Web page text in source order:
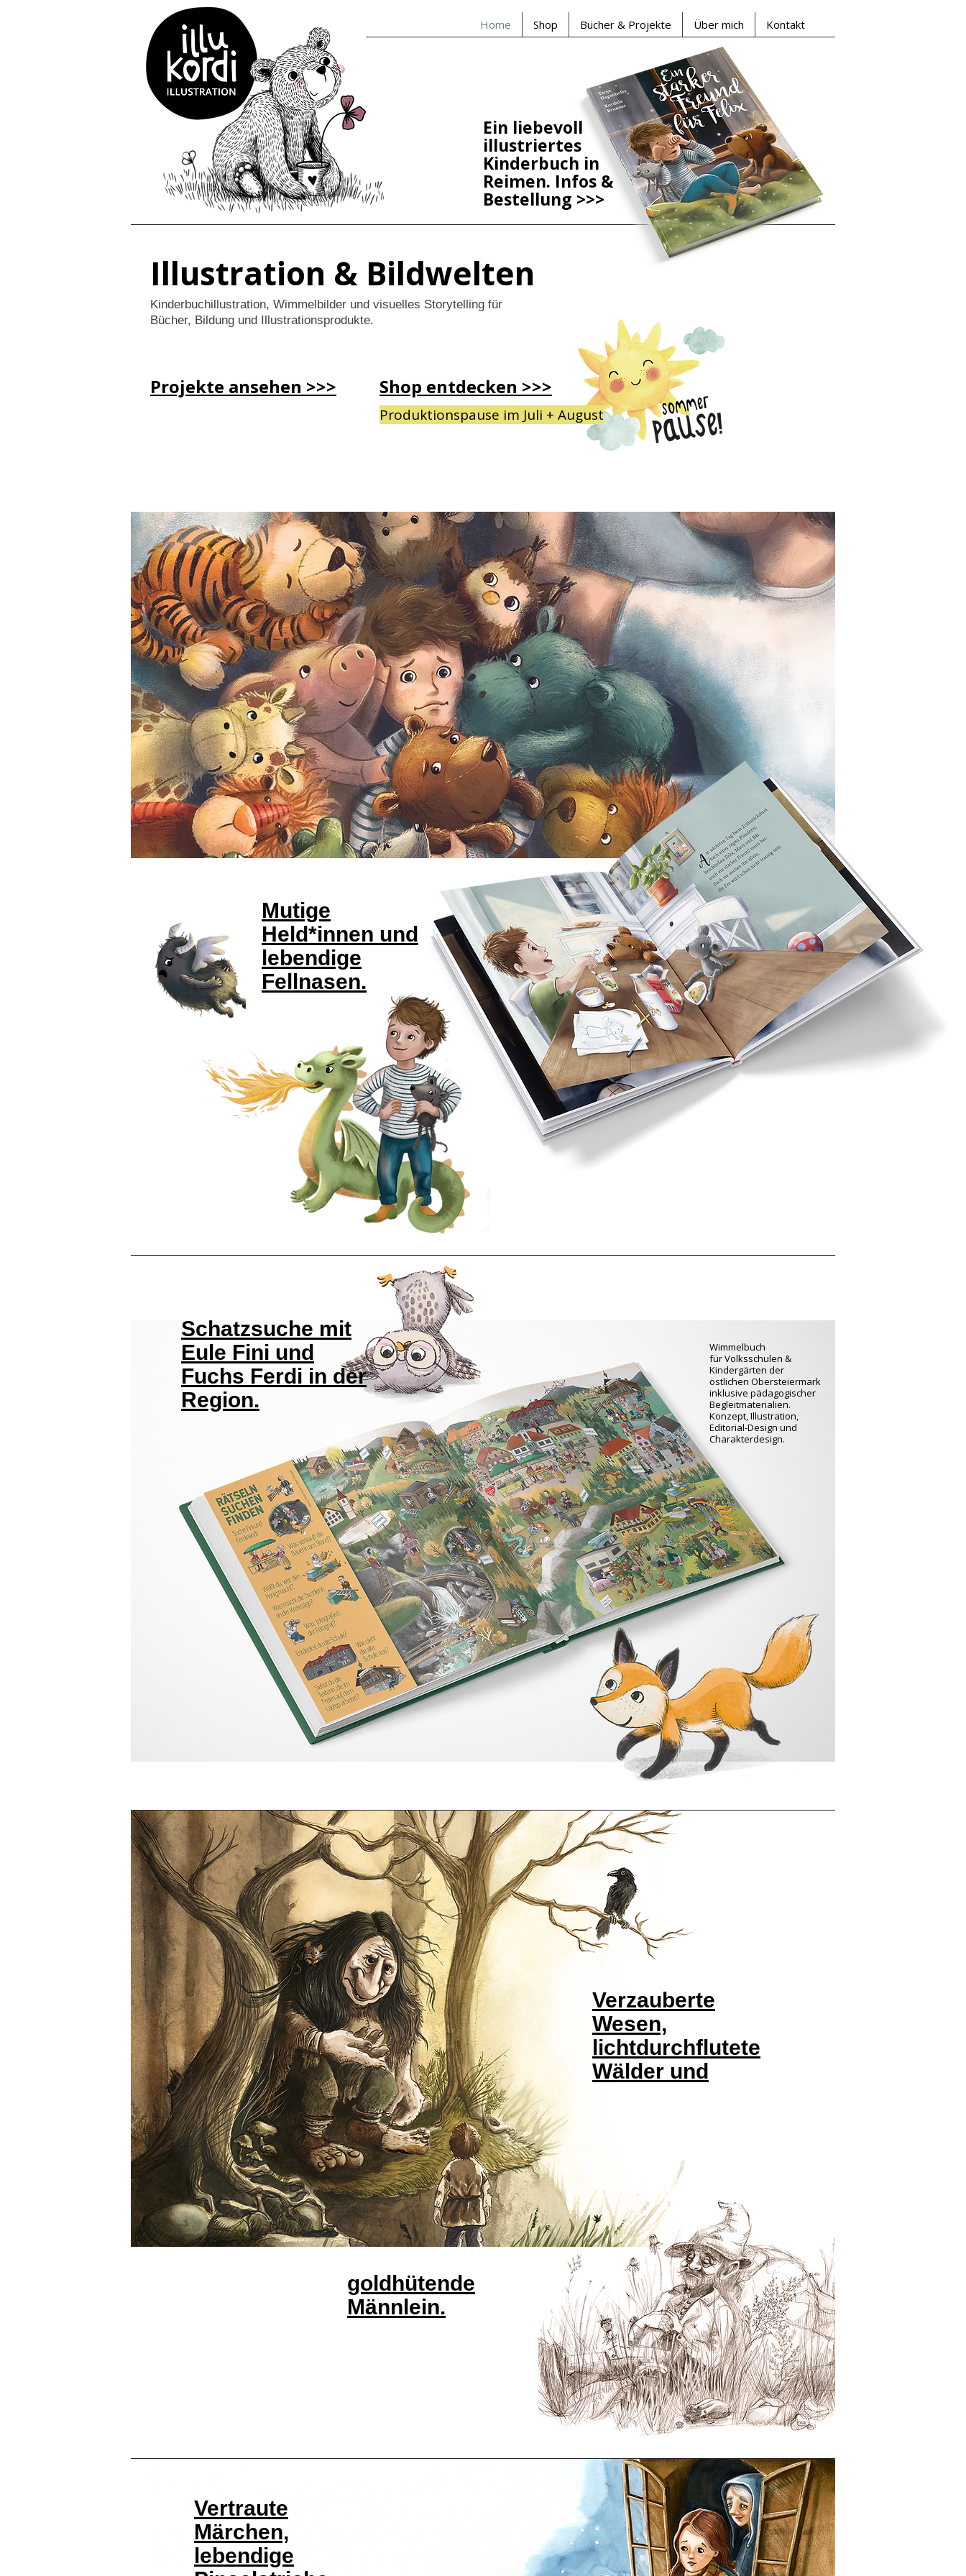
Home Shop Bücher & Projekte Über mich Kontakt
Ein liebevoll
illustriertes
Kinderbuch in
Reimen. Infos &
Bestellung >>>
Illustration & Bildwelten
Kinderbuchillustration, Wimmelbilder und visuelles Storytelling für
Bücher, Bildung und Illustrationsprodukte.
Shop entdecken >>>
Projekte ansehen >>>
Produktionspause im Juli + August
Mutige
Held*innen und
lebendige
Fellnasen.
Schatzsuche mit
Eule Fini und
Fuchs Ferdi in der
Region.
Wimmelbuch
für Volksschulen &
Kindergärten der
östlichen Obersteiermark
inklusive pädagogischer
Begleitmaterialien.
Konzept, Illustration,
Editorial-Design und
Charakterdesign.
Verzauberte
Wesen,
lichtdurchflutete
Wälder und
goldhütende
Männlein.
Vertraute
Märchen,
lebendige